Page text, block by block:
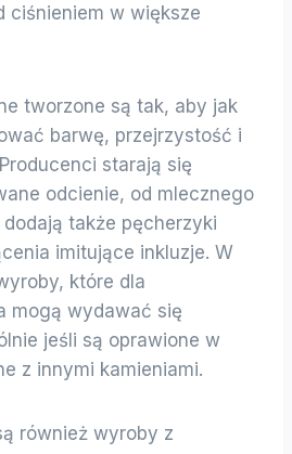
ciśnieniem w większe
tworzone są tak, aby jak
barwę, przejrzystość i
starają się
odcienie, od mlecznego
także pęcherzyki
imitujące inkluzje. W
które dla
mogą wydawać się
jeśli są oprawione w
z innymi kamieniami.
również wyroby z